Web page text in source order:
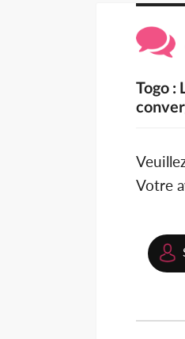
Togo :
Votre